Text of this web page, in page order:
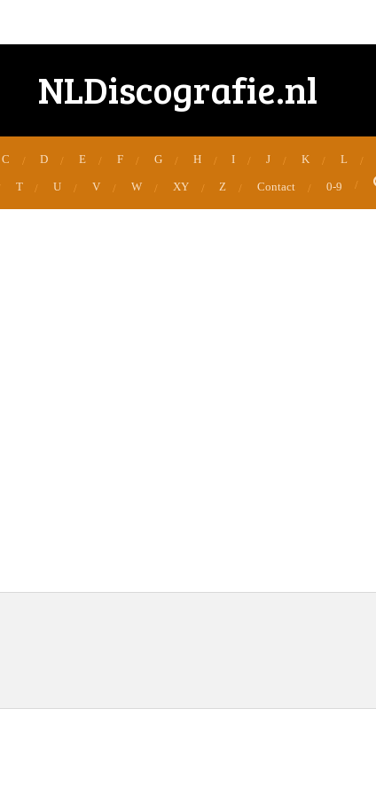
NLDiscografie.nl
C D E F G H I J K L
T U V W XY Z Contact 0-9